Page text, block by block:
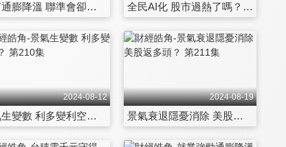
為何通膨降溫 聯準會卻只降1碼？ 第204集 全民AI化 股市過熱了嗎？ 第205集
2024-08-12
景氣生變數 利多變利空？ 第210集
2024-08-19
景氣衰退隱憂消除 美股返多頭？ 第211集